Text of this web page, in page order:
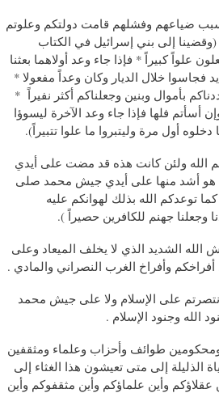
ضياعهم وفشلهم قامت دولتكم وعلوتم
إلى بني إسرائيل في الكتاب
علواً كبيراً * فإذا جاء وعد أولاهما بعثنا
فجاسوا خلال الديار وكان وعداً مفعولا *
بأموال وبنين وجعلناكم أكثر نفيراً *
أسأتم فلها فإذا جاء وعد الآخرة ليسوؤا
أول مرة وليتبروا ما علوا تتبيراً‫)‫.
الله ولئن كانت هذه قد مضت على أيدي
هو أشد منها على أيدي جيش محمد صلى
توعدكم الله بذلك لهوانكم عليه
وجعلنا جهنم للكافرين حصيراً ‫)‫.
الله الشديد الذي لا يخلف الميعاد وعلى
وأفراخ الغرب النصراني والمادي .
انتصرتم على الإسلام ولا على جيش محمد
الله وجنود الإسلام .
طوائف وأحزاب وعلماء ومثقفين
الذليلة إلى متى تعيشون هذا الغثاء إلى
وأين علماؤكم وأين مثقفوكم وأين